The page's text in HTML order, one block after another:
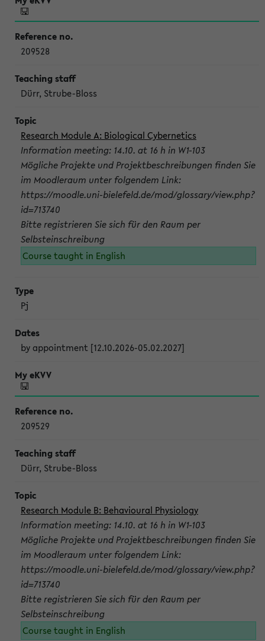
209528
Dürr, Strube-Bloss
Research Module A: Biological Cybernetics
Information meeting: 14.10. at 16 h in W1-103
Mögliche Projekte und Projektbeschreibungen finden Sie
im Moodleraum unter folgendem Link:
https://moodle.uni-bielefeld.de/mod/glossary/view.php?
id=713740
Bitte registrieren Sie sich für den Raum per
Selbsteinschreibung
Course taught in English
Pj
by appointment [12.10.2026-05.02.2027]
209529
Dürr, Strube-Bloss
Research Module B: Behavioural Physiology
Information meeting: 14.10. at 16 h in W1-103
Mögliche Projekte und Projektbeschreibungen finden Sie
im Moodleraum unter folgendem Link:
https://moodle.uni-bielefeld.de/mod/glossary/view.php?
id=713740
Bitte registrieren Sie sich für den Raum per
Selbsteinschreibung
Course taught in English